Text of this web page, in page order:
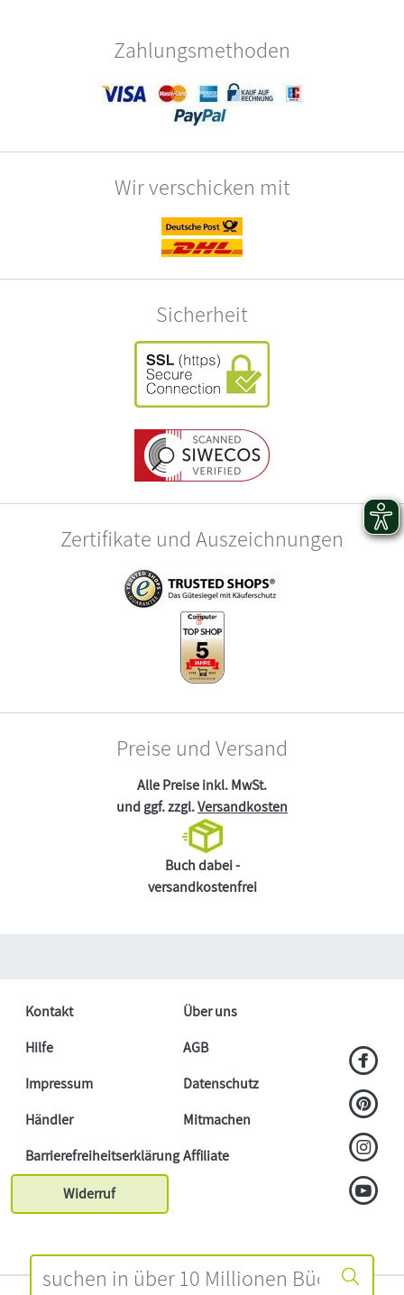
Zahlungsmethoden
Wir verschicken mit
Sicherheit
Zertifikate und Auszeichnungen
Preise und Versand
Alle Preise inkl. MwSt.
und ggf. zzgl.Versandkosten
Buch dabei -
versandkostenfrei
Kontakt
Über uns
Hilfe
AGB
Impressum
Datenschutz
Händler
Mitmachen
BarrierefreiheitserklärungAffiliate
Widerruf